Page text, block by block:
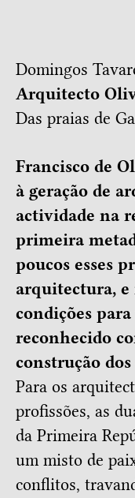
Domingos
Arquitecto
Das praias de
Francisco de
à geração de
actividade na
primeira
poucos esses
arquitectura,
condições
reconhecido
construção
Para os
profissões, as
da Primeira
um misto de
conflitos,